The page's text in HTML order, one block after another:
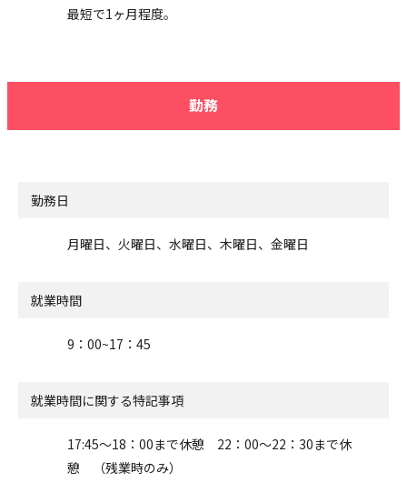
最短で1ヶ月程度。
勤務
勤務日
月曜日、火曜日、水曜日、木曜日、金曜日
就業時間
9：00~17：45
就業時間に関する特記事項
17:45～18：00まで休憩 22：00～22：30まで休
憩 （残業時のみ）